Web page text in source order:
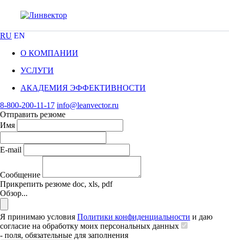
RU EN
О КОМПАНИИ
УСЛУГИ
АКАДЕМИЯ ЭФФЕКТИВНОСТИ
8-800-200-11-17 info@leanvector.ru
Отправить резюме
Имя
E-mail
Сообщение
Прикрепить резюме doc, xls, pdf
Обзор...
Я принимаю условия Политики конфиденциальности и даю
согласие на обработку моих персональных данных
- поля, обязательные для заполнения